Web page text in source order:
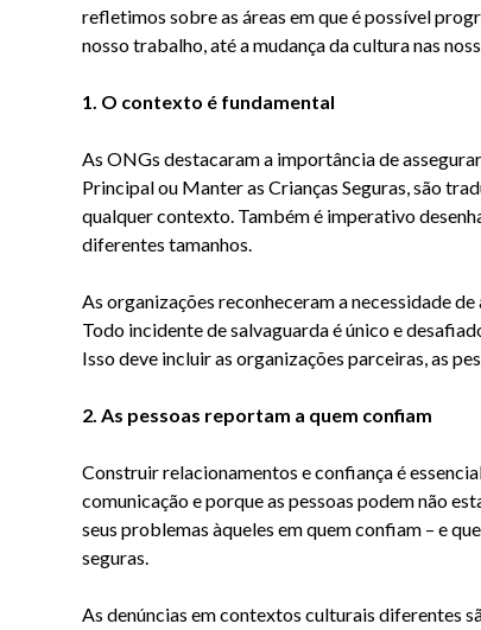
refletimos sobre as áreas em que é possível
nosso trabalho, até a mudança da cultura nas
1. O contexto é fundamental
As ONGs destacaram a importância de
Principal ou Manter as Crianças Seguras, são
qualquer contexto. Também é imperativo
diferentes tamanhos.
As organizações reconheceram a necessidade
Todo incidente de salvaguarda é único e
Isso deve incluir as organizações parceiras, as
2. As pessoas reportam a quem confiam
Construir relacionamentos e confiança é
comunicação e porque as pessoas podemnão
seus problemas àqueles em quem confiam – e
seguras.
As denúncias em contextos culturais diferentes